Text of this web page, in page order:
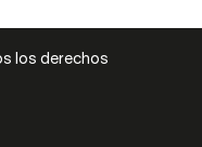
los derechos